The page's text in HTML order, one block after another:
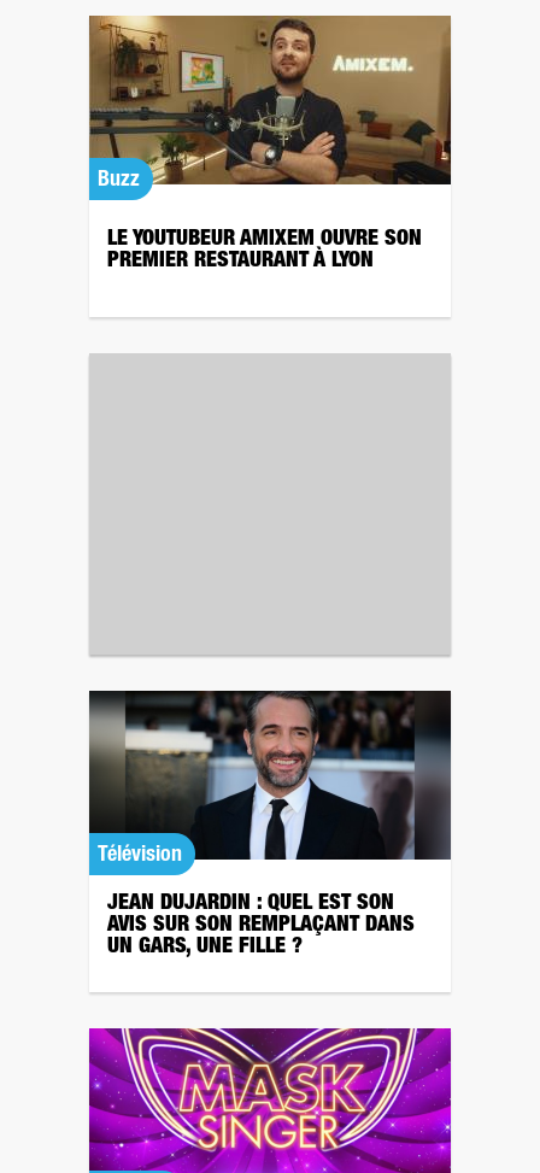
Buzz
LE YOUTUBEUR AMIXEM OUVRE SON
PREMIER RESTAURANT À LYON
Télévision
JEAN DUJARDIN : QUEL EST SON
AVIS SUR SON REMPLAÇANT DANS
UN GARS, UNE FILLE ?